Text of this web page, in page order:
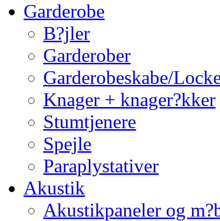
Garderobe
B?jler
Garderober
Garderobeskabe/
Knager + knager?kker
Stumtjenere
Spejle
Paraplystativer
Akustik
Akustikpaneler og